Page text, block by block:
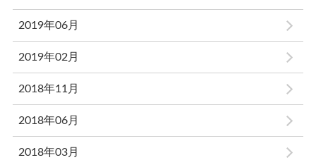
2019年06月
2019年02月
2018年11月
2018年06月
2018年03月